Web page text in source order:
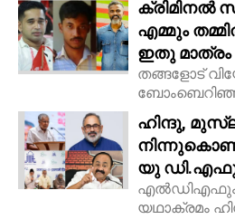
ക്രിമിനൽ
എമ്മും
ഇതു മാത്രം
തങ്ങളോട്
ഹിന്ദു,
യു
യഥാക്രമം